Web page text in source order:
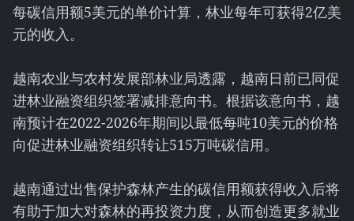
每碳信用额5美元的单价计算，林业每年可获得2亿美
元的收入。
越南农业与农村发展部林业局透露，越南日前已同促
进林业融资组织签署减排意向书。根据该意向书，越
南预计在2022-2026年期间以最低每吨10美元的价格
向促进林业融资组织转让515万吨碳信用。
越南通过出售保护森林产生的碳信用额获得收入后将
有助于加大对森林的再投资力度，从而创造更多就业